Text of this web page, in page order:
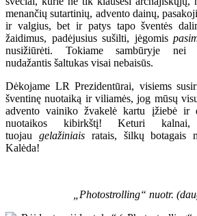
menančių sutartinių, advento dainų,
ir valgius, bet ir patys tapo šventės
žaidimus, padėjusius sušilti, jėgomis
nusižiūrėti. Tokiame sambūryje nei
nudažantis šaltukas visai nebaisūs.
Dėkojame LR Prezidentūrai, visiems
šventinę nuotaiką ir viliamės, jog mūsų
advento vainiko žvakelė kartu įžiebė ir
nuotaikos kibirkštį! Keturi
tuojau gelažiniaisratais, šilkų botagais
Kalėda!
„Photostrolling“ nuotr.